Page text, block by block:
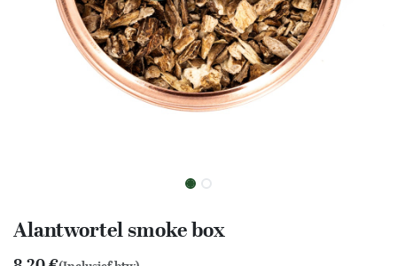
Alantwortel smoke box